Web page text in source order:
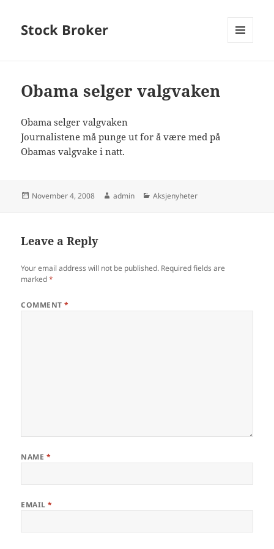
Stock Broker
Obama selger valgvaken
Obama selger valgvaken
Journalistene må punge ut for å være med på
Obamas valgvake i natt.
Posted
November 4, 2008 Author
admin Categories
Aksjenyheter
Leave a Reply
Your email address will not be published. Required fields are
marked*
COMMENT*
NAME *
EMAIL*